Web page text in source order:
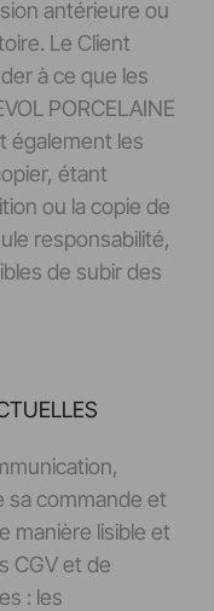
antérieure ou
Le Client
à ce que les
PORCELAINE
également les
étant
ou la copie de
responsabilité,
de subir des
sa commande et
manière lisible et
CGV et de
: les